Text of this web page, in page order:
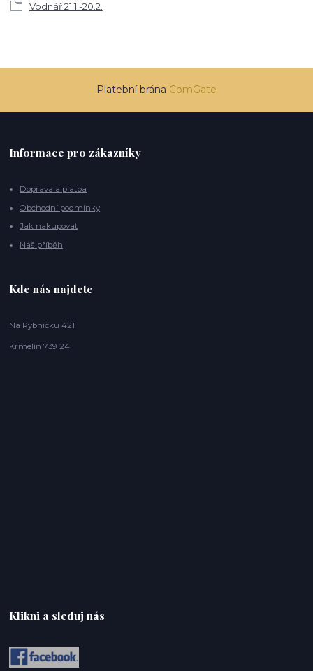
Vodnář 21.1.-20.2.
Platební brána ComGate
Informace pro zákazníky
Doprava a platba
Obchodní podmínky
Jak nakupovat
Náš příběh
Kde nás najdete
Na Rybníčku 421
Krmelín 739 24
Klikni a sleduj nás